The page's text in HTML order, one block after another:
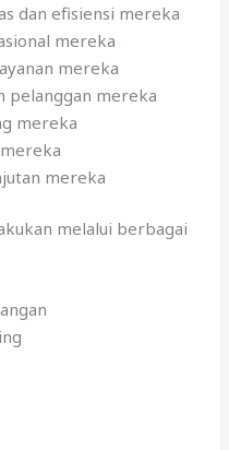
dan efisiensi mereka
mereka
mereka
pelanggan mereka
mereka
mereka
melalui berbagai